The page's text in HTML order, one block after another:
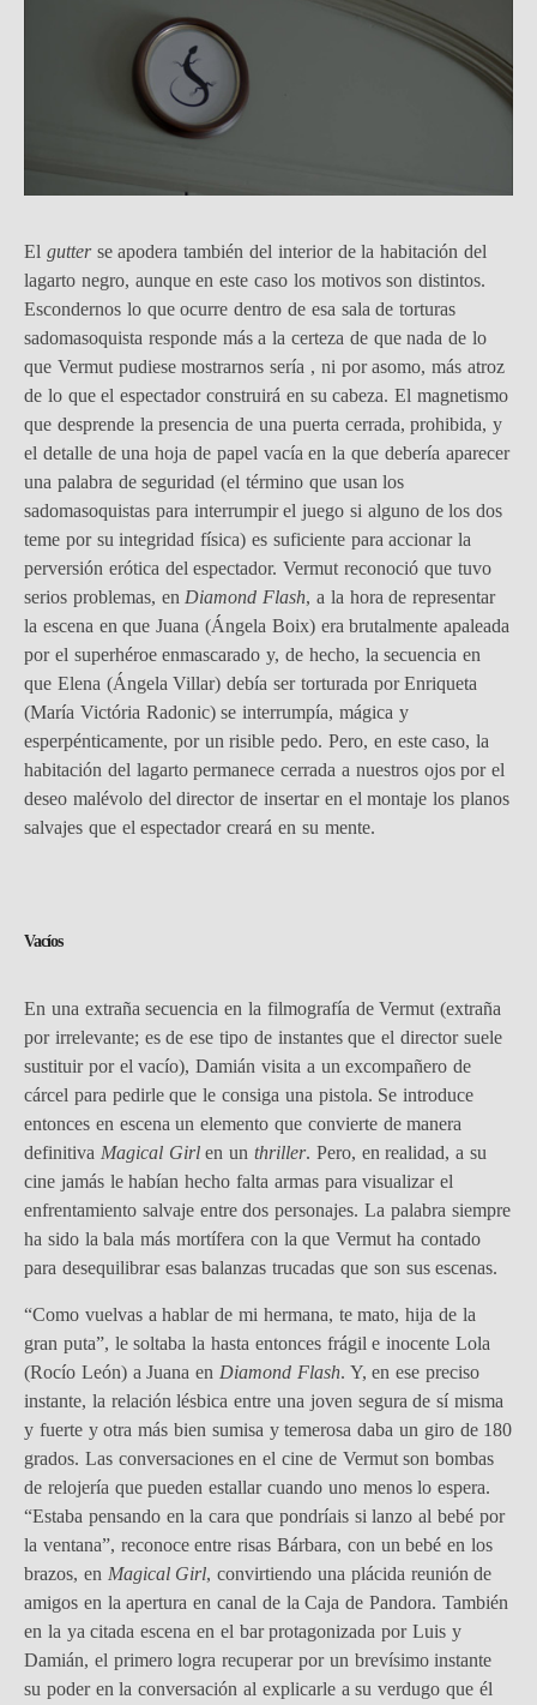
El gutterse apodera también del interior de la habitación del
lagarto negro, aunque en este caso los motivos son distintos.
Escondernos lo que ocurre dentro de esa sala de torturas
sadomasoquista responde más a la certeza de que nada de lo
que Vermut pudiese mostrarnos sería , ni por asomo, más atroz
de lo que el espectador construirá en su cabeza. El magnetismo
que desprende la presencia de una puerta cerrada, prohibida, y
el detalle de una hoja de papel vacía en la que debería aparecer
una palabra de seguridad (el término que usan los
sadomasoquistas para interrumpir el juego si alguno de los dos
teme por su integridad física) es suficiente para accionar la
perversión erótica del espectador. Vermut reconoció que tuvo
serios problemas, en Diamond Flash, a la hora de representar
la escena en que Juana (Ángela Boix) era brutalmente apaleada
por el superhéroe enmascarado y, de hecho, la secuencia en
que Elena (Ángela Villar) debía ser torturada por Enriqueta
(María Victória Radonic) se interrumpía, mágica y
esperpénticamente, por un risible pedo. Pero, en este caso, la
habitación del lagarto permanece cerrada a nuestros ojos por el
deseo malévolo del director de insertar en el montaje los planos
salvajes que el espectador creará en su mente.
Vacíos
En una extraña secuencia en la filmografía de Vermut (extraña
por irrelevante; es de ese tipo de instantes que el director suele
sustituir por el vacío), Damián visita a un excompañero de
cárcel para pedirle que le consiga una pistola. Se introduce
entonces en escena un elemento que convierte de manera
definitiva Magical Girlen unthriller. Pero, en realidad, a su
cine jamás le habían hecho falta armas para visualizar el
enfrentamiento salvaje entre dos personajes. La palabra siempre
ha sido la bala más mortífera con la que Vermut ha contado
para desequilibrar esas balanzas trucadas que son sus escenas.
“Como vuelvas a hablar de mi hermana, te mato, hija de la
gran puta”, le soltaba la hasta entonces frágil e inocente Lola
(Rocío León) a Juana en Diamond Flash. Y, en ese preciso
instante, la relación lésbica entre una joven segura de sí misma
y fuerte y otra más bien sumisa y temerosa daba un giro de 180
grados. Las conversaciones en el cine de Vermut son bombas
de relojería que pueden estallar cuando uno menos lo espera.
“Estaba pensando en la cara que pondríais si lanzo al bebé por
la ventana”, reconoce entre risas Bárbara, con un bebé en los
brazos, en Magical Girl, convirtiendo una plácida reunión de
amigos en la apertura en canal de la Caja de Pandora. También
en la ya citada escena en el bar protagonizada por Luis y
Damián, el primero logra recuperar por un brevísimo instante
su poder en la conversación al explicarle a su verdugo que él